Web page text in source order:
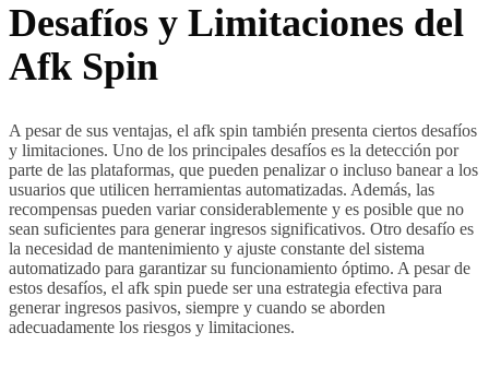
Desafíos y Limitaciones del
Afk Spin
A pesar de sus ventajas, el afk spin también presenta ciertos desafíos
y limitaciones. Uno de los principales desafíos es la detección por
parte de las plataformas, que pueden penalizar o incluso banear a los
usuarios que utilicen herramientas automatizadas. Además, las
recompensas pueden variar considerablemente y es posible que no
sean suficientes para generar ingresos significativos. Otro desafío es
la necesidad de mantenimiento y ajuste constante del sistema
automatizado para garantizar su funcionamiento óptimo. A pesar de
estos desafíos, el afk spin puede ser una estrategia efectiva para
generar ingresos pasivos, siempre y cuando se aborden
adecuadamente los riesgos y limitaciones.